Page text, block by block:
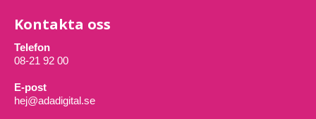
Kontakta oss
Telefon
08-21 92 00
E-post
hej@adadigital.se